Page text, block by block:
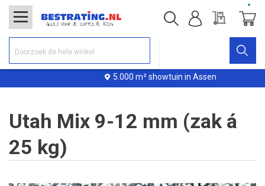
5.000 m² showtuin in Assen
Offerte
Utah Mix 9-12 mm (zak á
25 kg)
naar